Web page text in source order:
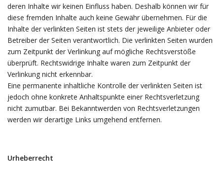
deren Inhalte wir keinen Einfluss haben. Deshalb können wir für
diese fremden Inhalte auch keine Gewähr übernehmen. Für die
Inhalte der verlinkten Seiten ist stets der jeweilige Anbieter oder
Betreiber der Seiten verantwortlich. Die verlinkten Seiten wurden
zum Zeitpunkt der Verlinkung auf mögliche Rechtsverstöße
überprüft. Rechtswidrige Inhalte waren zum Zeitpunkt der
Verlinkung nicht erkennbar.
Eine permanente inhaltliche Kontrolle der verlinkten Seiten ist
jedoch ohne konkrete Anhaltspunkte einer Rechtsverletzung
nicht zumutbar. Bei Bekanntwerden von Rechtsverletzungen
werden wir derartige Links umgehend entfernen.
Urheberrecht